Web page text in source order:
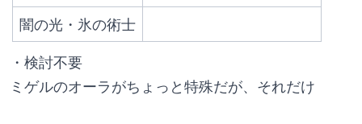
闇の光・氷の術士
・検討不要
ミゲルのオーラがちょっと特殊だが、それだけ